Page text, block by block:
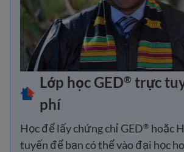
Lớp học GED® trực
phí
Học để lấy chứng chỉ GED® hoặc
tuyến để bạn có thể vào đại học